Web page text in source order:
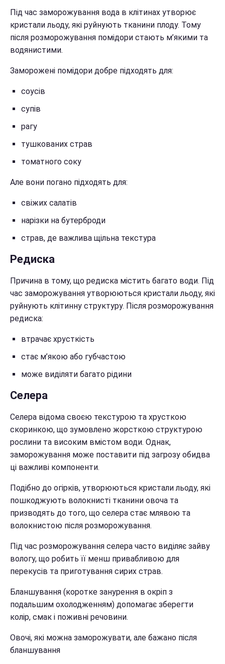
Під час заморожування вода в клітинах утворює
кристали льоду, які руйнують тканини плоду. Тому
після розморожування помідори стають м’якими та
водянистими.
Заморожені помідори добре підходять для:
соусів
супів
рагу
тушкованих страв
томатного соку
Але вони погано підходять для:
свіжих салатів
нарізки на бутерброди
страв, де важлива щільна текстура
Редиска
Причина в тому, що редиска містить багато води. Під
час заморожування утворюються кристали льоду, які
руйнують клітинну структуру. Після розморожування
редиска:
втрачає хрусткість
стає м’якою або губчастою
може виділяти багато рідини
Селера
Селера відома своєю текстурою та хрусткою
скоринкою, що зумовлено жорсткою структурою
рослини та високим вмістом води. Однак,
заморожування може поставити під загрозу обидва
ці важливі компоненти.
Подібно до огірків, утворюються кристали льоду, які
пошкоджують волокнисті тканини овоча та
призводять до того, що селера стає млявою та
волокнистою після розморожування.
Під час розморожування селера часто виділяє зайву
вологу, що робить її менш привабливою для
перекусів та приготування сирих страв.
Бланшування (коротке занурення в окріп з
подальшим охолодженням) допомагає зберегти
колір, смак і поживні речовини.
Овочі, які можна заморожувати, але бажано після
бланшування